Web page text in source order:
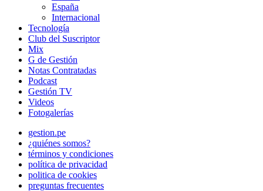
España
Internacional
Tecnología
Club del Suscriptor
Mix
G de Gestión
Notas Contratadas
Podcast
Gestión TV
Videos
Fotogalerías
gestion.pe
¿quiénes somos?
términos y condiciones
política de privacidad
politica de cookies
preguntas frecuentes